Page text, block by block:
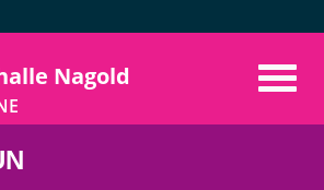
Nagold